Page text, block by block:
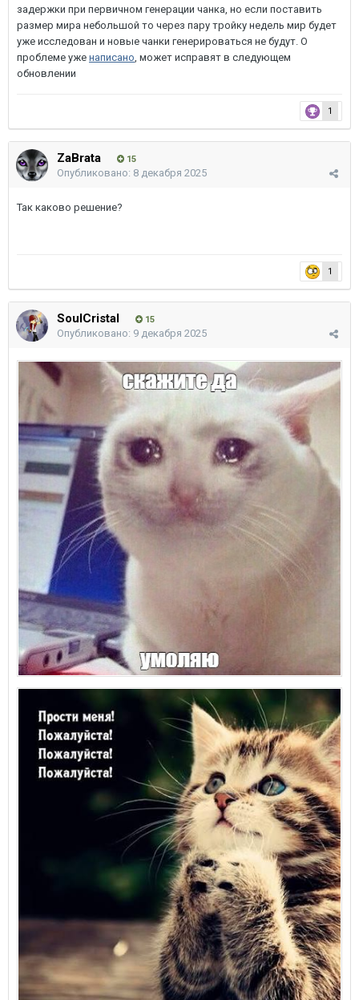
задержки при первичном генерации чанка, но если поставить
размер мира небольшой то через пару тройку недель мир будет
уже исследован и новые чанки генерироваться не будут. О
проблеме уже написано, может исправят в следующем
обновлении
1
ZaBrata 15
Опубликовано: 8 декабря 2025
Так каково решение?
1
SoulCristal 15
Опубликовано: 9 декабря 2025